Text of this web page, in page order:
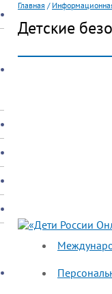
Главная /
Детские